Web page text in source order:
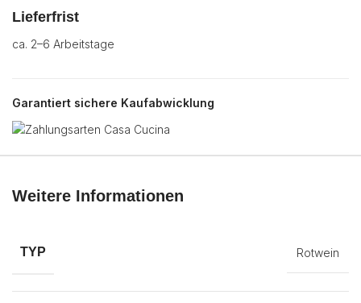
Lieferfrist
ca. 2–6 Arbeitstage
Garantiert sichere Kaufabwicklung
Weitere Informationen
TYP Rotwein